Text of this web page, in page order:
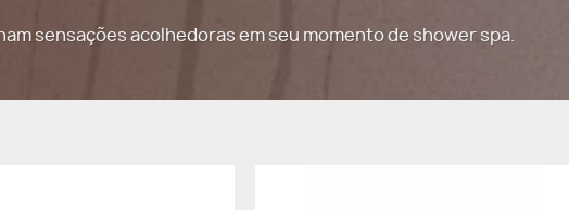
sensações acolhedoras em seu momento de shower spa.